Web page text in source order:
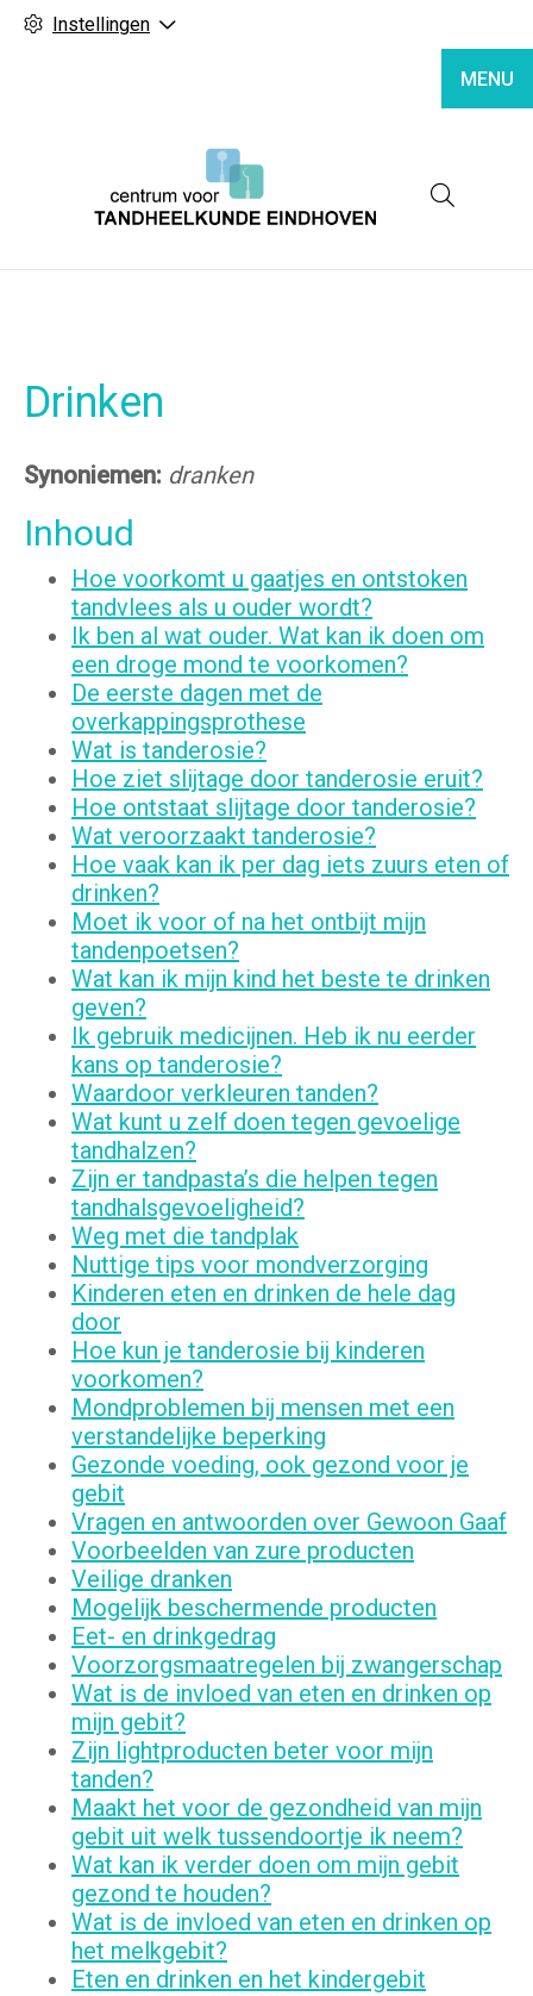
Instellingen
MENU
Drinken
Synoniemen: dranken
Inhoud
Hoe voorkomt u gaatjes en ontstoken
tandvlees als u ouder wordt?
Ik ben al wat ouder. Wat kan ik doen om
een droge mond te voorkomen?
De eerste dagen met de
overkappingsprothese
Wat is tanderosie?
Hoe ziet slijtage door tanderosie eruit?
Hoe ontstaat slijtage door tanderosie?
Wat veroorzaakt tanderosie?
Hoe vaak kan ik per dag iets zuurs eten of
drinken?
Moet ik voor of na het ontbijt mijn
tandenpoetsen?
Wat kan ik mijn kind het beste te drinken
geven?
Ik gebruik medicijnen. Heb ik nu eerder
kans op tanderosie?
Waardoor verkleuren tanden?
Wat kunt u zelf doen tegen gevoelige
tandhalzen?
Zijn er tandpasta’s die helpen tegen
tandhalsgevoeligheid?
Weg met die tandplak
Nuttige tips voor mondverzorging
Kinderen eten en drinken de hele dag
door
Hoe kun je tanderosie bij kinderen
voorkomen?
Mondproblemen bij mensen met een
verstandelijke beperking
Gezonde voeding, ook gezond voor je
gebit
Vragen en antwoorden over Gewoon Gaaf
Voorbeelden van zure producten
Veilige dranken
Mogelijk beschermende producten
Eet- en drinkgedrag
Voorzorgsmaatregelen bij zwangerschap
Wat is de invloed van eten en drinken op
mijn gebit?
Zijn lightproducten beter voor mijn
tanden?
Maakt het voor de gezondheid van mijn
gebit uit welk tussendoortje ik neem?
Wat kan ik verder doen om mijn gebit
gezond te houden?
Wat is de invloed van eten en drinken op
het melkgebit?
Eten en drinken en het kindergebit